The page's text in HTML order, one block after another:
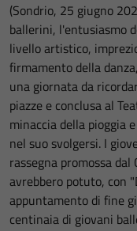
(Sondrio, 25 giugno
ballerini, l'entusiasmo
livello artistico,
firmamento della danza,
una giornata da
piazze e conclusa al
minaccia della pioggia
nel suo svolgersi. I
rassegna promossa
avrebbero potuto, con
appuntamento di fine
centinaia di giovani